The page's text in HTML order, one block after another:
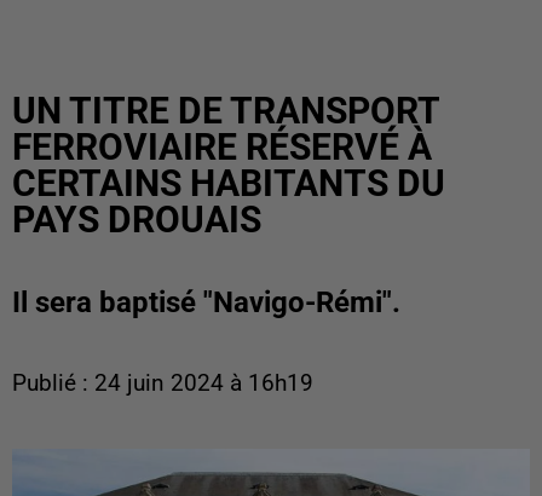
UN TITRE DE TRANSPORT
FERROVIAIRE RÉSERVÉ À
CERTAINS HABITANTS DU
PAYS DROUAIS
Il sera baptisé "Navigo-Rémi".
Publié : 24 juin 2024 à 16h19